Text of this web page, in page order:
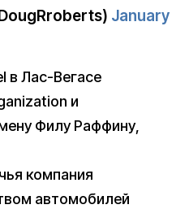
January
в Лас-Вегасе
и
Филу Раффину,
компания
автомобилей